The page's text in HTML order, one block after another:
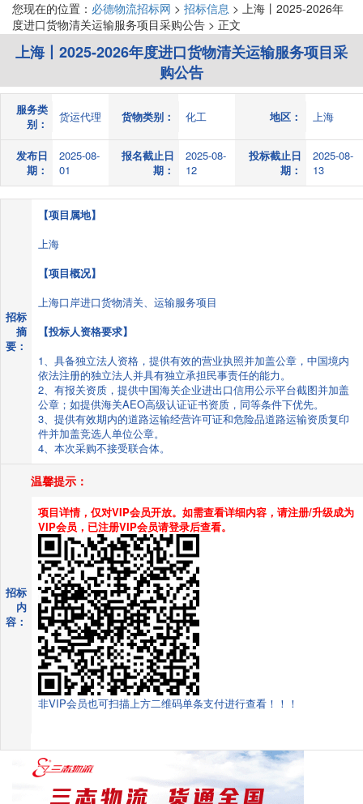
您现在的位置： 必德物流招标网 > 招标信息 > 上海丨2025-2026年
度进口货物清关运输服务项目采购公告 > 正文
上海丨2025-2026年度进口货物清关运输服务项目采
购公告
服务类
别：
货运代理 货物类别： 化工 地区： 上海
发布日
期：
2025-08-
01
报名截止日
期：
2025-08-
12
投标截止日
期：
2025-08-
13
招标
摘
要：
【项目属地】
上海
【项目概况】
上海口岸进口货物清关、运输服务项目
【投标人资格要求】
1、具备独立法人资格，提供有效的营业执照并加盖公章，中国境内
依法注册的独立法人并具有独立承担民事责任的能力。
2、有报关资质，提供中国海关企业进出口信用公示平台截图并加盖
公章；如提供海关AEO高级认证证书资质，同等条件下优先。
3、提供有效期内的道路运输经营许可证和危险品道路运输资质复印
件并加盖竞选人单位公章。
4、本次采购不接受联合体。
招标
内
容：
温馨提示：
项目详情，仅对VIP会员开放。如需查看详细内容，请注册/升级成为
VIP会员，已注册VIP会员请登录后查看。
非VIP会员也可扫描上方二维码单条支付进行查看！！！